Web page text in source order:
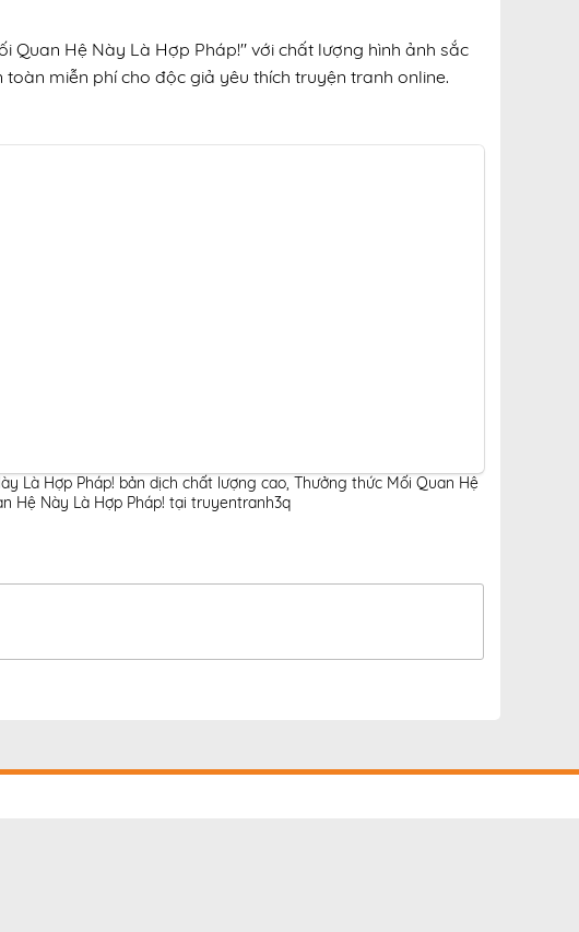
Quan Hệ Này Là Hợp Pháp!" với chất lượng hình ảnh sắc
miễn phí cho độc giả yêu thích truyện tranh online.
Là Hợp Pháp! bản dịch chất lượng cao, Thưởng thức Mối Quan Hệ
Hệ Này Là Hợp Pháp! tại truyentranh3q